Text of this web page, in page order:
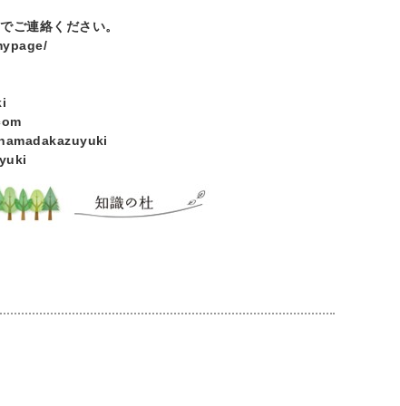
ご連絡ください。